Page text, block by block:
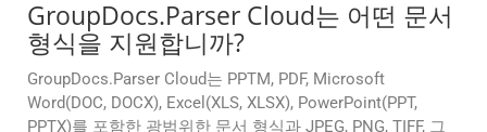
GroupDocs.Parser Cloud는 어떤 문서
형식을 지원합니까?
GroupDocs.Parser Cloud는 PPTM, PDF, Microsoft
Word(DOC, DOCX), Excel(XLS, XLSX), PowerPoint(PPT,
PPTX)를 포함한 광범위한 문서 형식과 JPEG, PNG, TIFF, 그